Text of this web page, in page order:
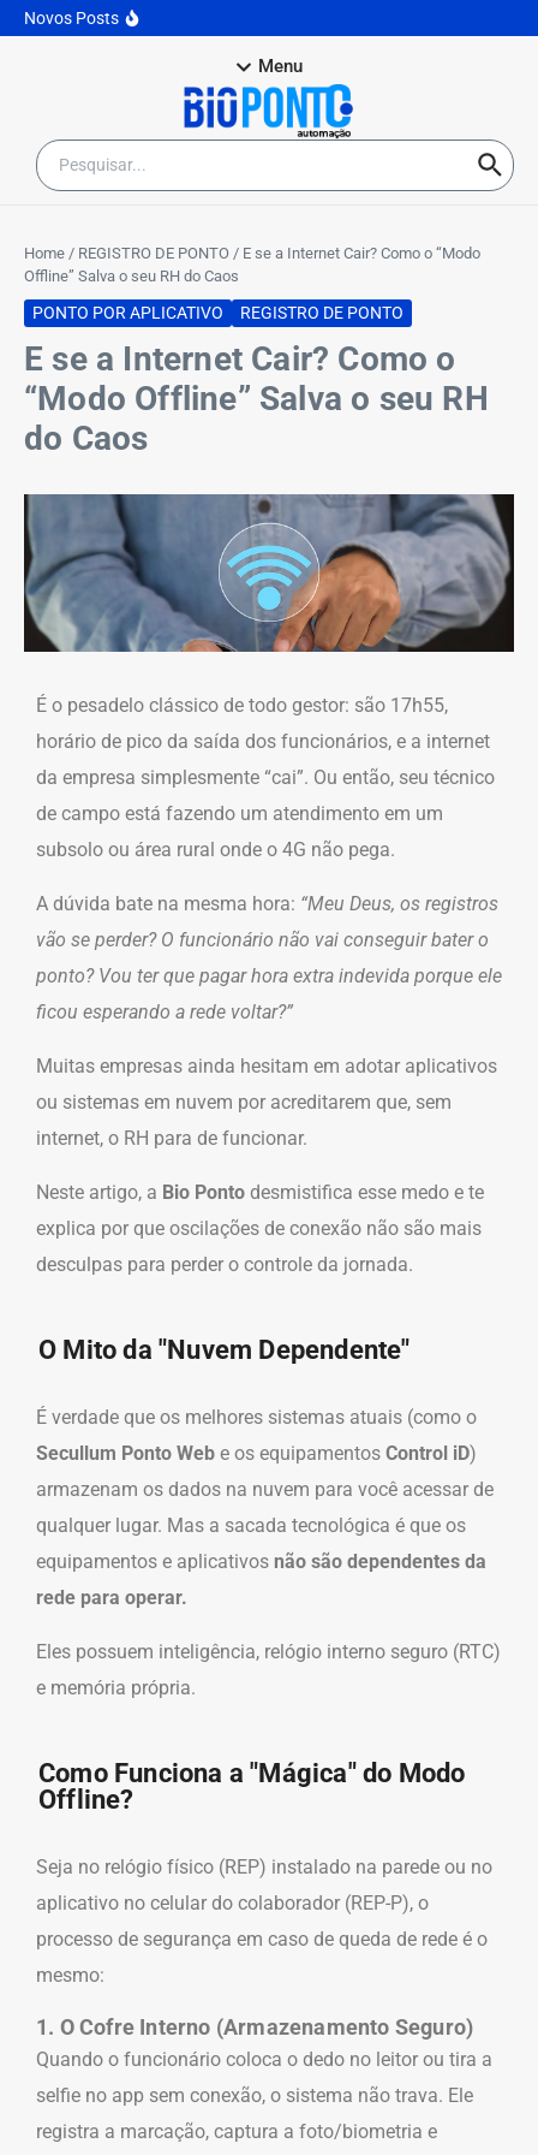
Novos Posts
Portaria 671 Descomplicada: O Fim do Medo da
Menu
Home / REGISTRO DE PONTO / E se a Internet Cair? Como o “Modo
Offline” Salva o seu RH do Caos
PONTO POR APLICATIVO REGISTRO DE PONTO
E se a Internet Cair? Como o
“Modo Offline” Salva o seu RH
do Caos
É o pesadelo clássico de todo gestor: são 17h55,
horário de pico da saída dos funcionários, e a internet
da empresa simplesmente “cai”. Ou então, seu técnico
de campo está fazendo um atendimento em um
subsolo ou área rural onde o 4G não pega.
A dúvida bate na mesma hora: “Meu Deus, os registros
vão se perder? O funcionário não vai conseguir bater o
ponto? Vou ter que pagar hora extra indevida porque ele
ficou esperando a rede voltar?”
Muitas empresas ainda hesitam em adotar aplicativos
ou sistemas em nuvem por acreditarem que, sem
internet, o RH para de funcionar.
Neste artigo, a Bio Ponto desmistifica esse medo e te
explica por que oscilações de conexão não são mais
desculpas para perder o controle da jornada.
O Mito da "Nuvem Dependente"
É verdade que os melhores sistemas atuais (como o
Secullum Ponto Web e os equipamentos Control iD)
armazenam os dados na nuvem para você acessar de
qualquer lugar. Mas a sacada tecnológica é que os
equipamentos e aplicativos não são dependentes da
rede para operar.
Eles possuem inteligência, relógio interno seguro (RTC)
e memória própria.
Como Funciona a "Mágica" do Modo
Offline?
Seja no relógio físico (REP) instalado na parede ou no
aplicativo no celular do colaborador (REP-P), o
processo de segurança em caso de queda de rede é o
mesmo:
1. O Cofre Interno (Armazenamento Seguro)
Quando o funcionário coloca o dedo no leitor ou tira a
selfie no app sem conexão, o sistema não trava. Ele
registra a marcação, captura a foto/biometria e